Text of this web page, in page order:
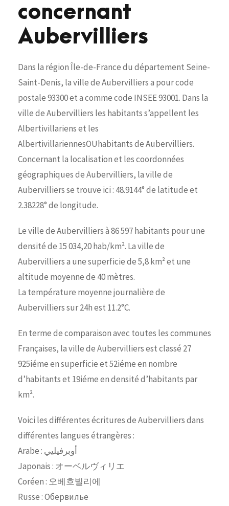
concernant
Aubervilliers
Dans la région Île-de-France du département Seine-
Saint-Denis, la ville de Aubervilliers a pour code
postale 93300 et a comme code INSEE 93001. Dans la
ville de Aubervilliers les habitants s’appellent les
Albertivillariens et les
AlbertivillariennesOUhabitants de Aubervilliers.
Concernant la localisation et les coordonnées
géographiques de Aubervilliers, la ville de
Aubervilliers se trouve ici : 48.9144° de latitude et
2.38228° de longitude.
Le ville de Aubervilliers à 86 597 habitants pour une
densité de 15 034,20 hab/km². La ville de
Aubervilliers a une superficie de 5,8 km² et une
altitude moyenne de 40 mètres.
La température moyenne journalière de
Aubervilliers sur 24h est 11.2°C.
En terme de comparaison avec toutes les communes
Françaises, la ville de Aubervilliers est classé 27
925iéme en superficie et 52iéme en nombre
d’habitants et 19iéme en densité d’habitants par
km².
Voici les différentes écritures de Aubervilliers dans
différentes langues étrangères :
Arabe : أوبرفيليي
Japonais : オーベルヴィリエ
Coréen : 오베흐빌리에
Russe : Обервилье